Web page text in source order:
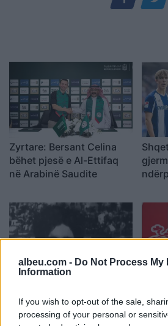
albeu.com - Do Not Process My
Information
If you wish to opt-out of the sale,
processing of your personal or
Zyrtare: Bersant Celina
bëhet pjesë e Al-Ettifaq
në Arabinë Saudite
Besnik Çotën, ish-
kapiteni dhe ish-trajneri i
për